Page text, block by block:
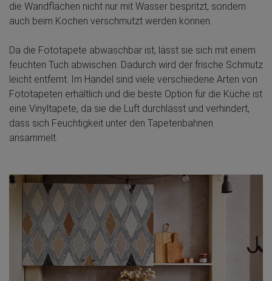
die Wandflächen nicht nur mit Wasser bespritzt, sondern
auch beim Kochen verschmutzt werden können.
Da die Fototapete abwaschbar ist, lässt sie sich mit einem
feuchten Tuch abwischen. Dadurch wird der frische Schmutz
leicht entfernt. Im Handel sind viele verschiedene Arten von
Fototapeten erhältlich und die beste Option für die Küche ist
eine Vinyltapete, da sie die Luft durchlässt und verhindert,
dass sich Feuchtigkeit unter den Tapetenbahnen
ansammelt.